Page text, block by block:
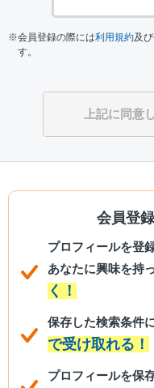
※会員登録の際には利用規約及び
す。
会員登
プロフィールを登
あなたに興味を持
く！
保存した検索条件
で受け取れる！
プロフィールを保